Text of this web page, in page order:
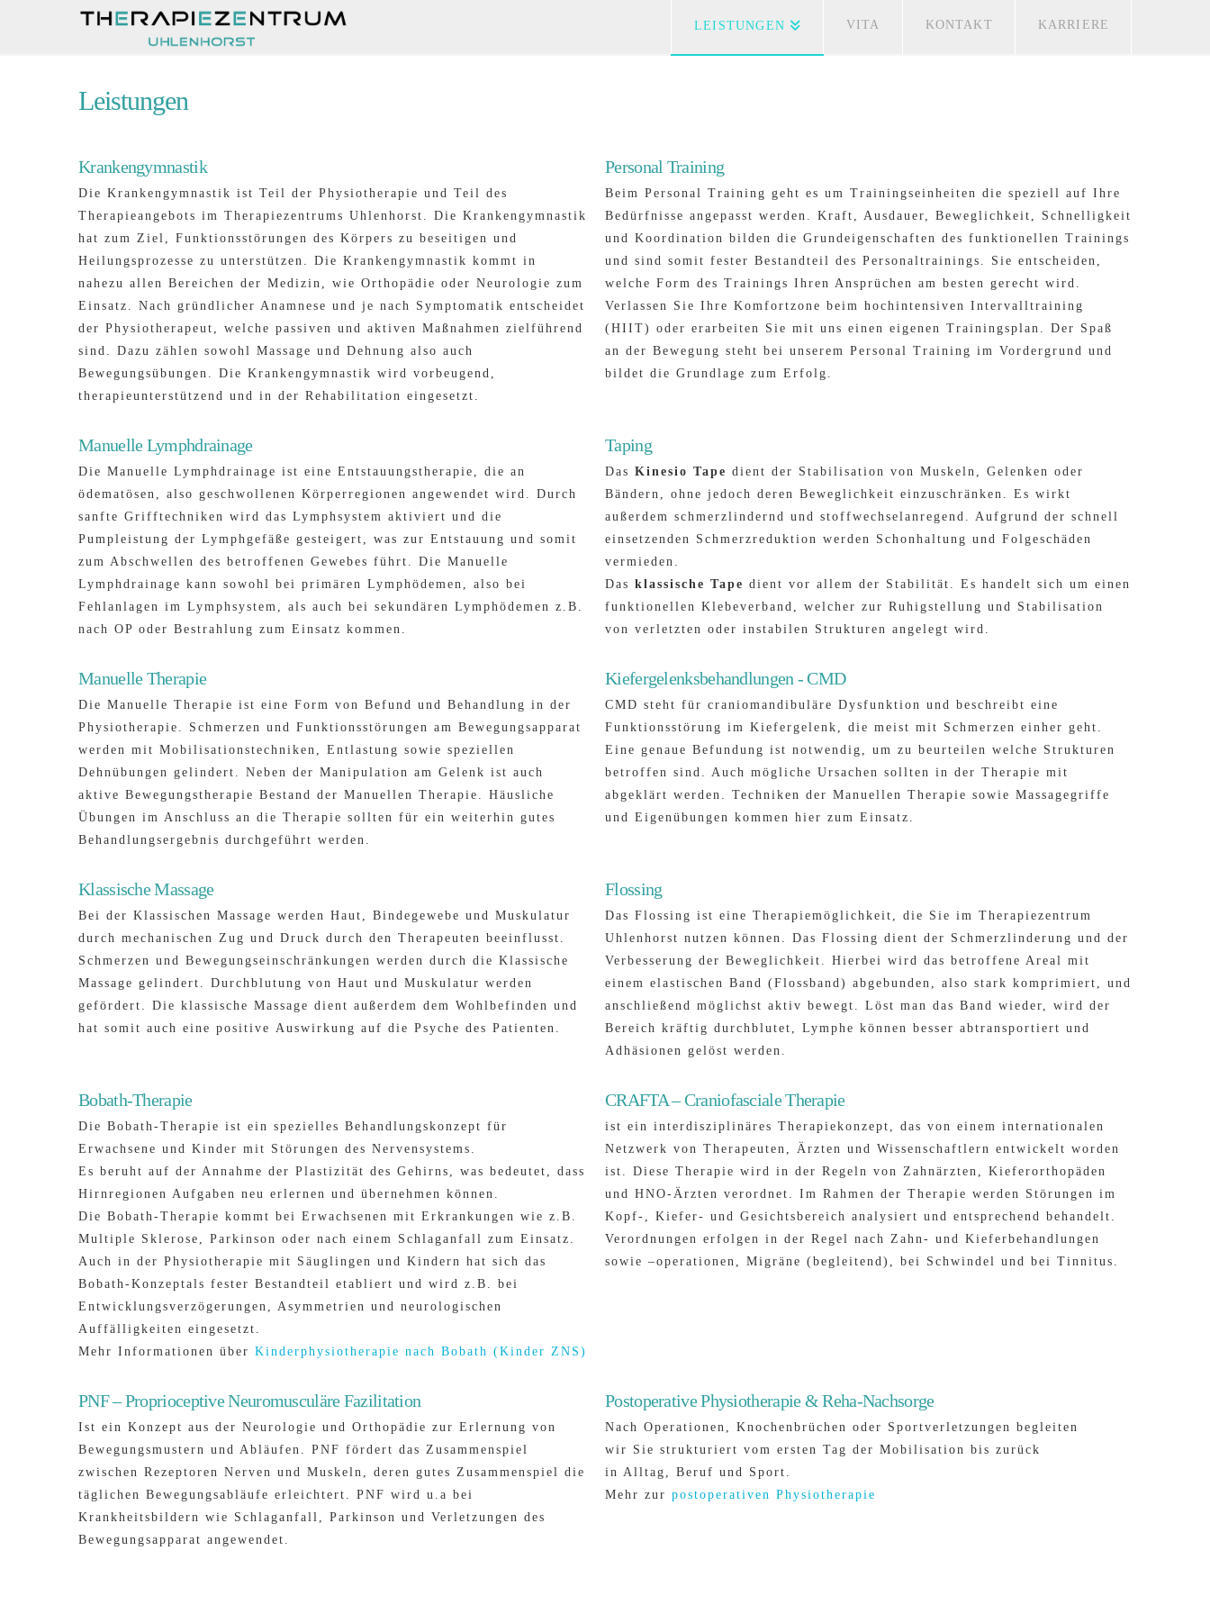
LEISTUNGEN VITA KONTAKT KARRIERE
Leistungen
Krankengymnastik
Die Krankengymnastik ist Teil der Physiotherapie und Teil des
Therapieangebots im Therapiezentrums Uhlenhorst. Die Krankengymnastik
hat zum Ziel, Funktionsstörungen des Körpers zu beseitigen und
Heilungsprozesse zu unterstützen. Die Krankengymnastik kommt in
nahezu allen Bereichen der Medizin, wie Orthopädie oder Neurologie zum
Einsatz. Nach gründlicher Anamnese und je nach Symptomatik entscheidet
der Physiotherapeut, welche passiven und aktiven Maßnahmen zielführend
sind. Dazu zählen sowohl Massage und Dehnung also auch
Bewegungsübungen. Die Krankengymnastik wird vorbeugend,
therapieunterstützend und in der Rehabilitation eingesetzt.
Personal Training
Beim Personal Training geht es um Trainingseinheiten die speziell auf Ihre
Bedürfnisse angepasst werden. Kraft, Ausdauer, Beweglichkeit, Schnelligkeit
und Koordination bilden die Grundeigenschaften des funktionellen Trainings
und sind somit fester Bestandteil des Personaltrainings. Sie entscheiden,
welche Form des Trainings Ihren Ansprüchen am besten gerecht wird.
Verlassen Sie Ihre Komfortzone beim hochintensiven Intervalltraining
(HIIT) oder erarbeiten Sie mit uns einen eigenen Trainingsplan. Der Spaß
an der Bewegung steht bei unserem Personal Training im Vordergrund und
bildet die Grundlage zum Erfolg.
Manuelle Lymphdrainage
Die Manuelle Lymphdrainage ist eine Entstauungstherapie, die an
ödematösen, also geschwollenen Körperregionen angewendet wird. Durch
sanfte Grifftechniken wird das Lymphsystem aktiviert und die
Pumpleistung der Lymphgefäße gesteigert, was zur Entstauung und somit
zum Abschwellen des betroffenen Gewebes führt. Die Manuelle
Lymphdrainage kann sowohl bei primären Lymphödemen, also bei
Fehlanlagen im Lymphsystem, als auch bei sekundären Lymphödemen z.B.
nach OP oder Bestrahlung zum Einsatz kommen.
Taping
Das Kinesio Tape dient der Stabilisation von Muskeln, Gelenken oder
Bändern, ohne jedoch deren Beweglichkeit einzuschränken. Es wirkt
außerdem schmerzlindernd und stoffwechselanregend. Aufgrund der schnell
einsetzenden Schmerzreduktion werden Schonhaltung und Folgeschäden
vermieden.
Das klassische Tape dient vor allem der Stabilität. Es handelt sich um einen
funktionellen Klebeverband, welcher zur Ruhigstellung und Stabilisation
von verletzten oder instabilen Strukturen angelegt wird.
Manuelle Therapie
Die Manuelle Therapie ist eine Form von Befund und Behandlung in der
Physiotherapie. Schmerzen und Funktionsstörungen am Bewegungsapparat
werden mit Mobilisationstechniken, Entlastung sowie speziellen
Dehnübungen gelindert. Neben der Manipulation am Gelenk ist auch
aktive Bewegungstherapie Bestand der Manuellen Therapie. Häusliche
Übungen im Anschluss an die Therapie sollten für ein weiterhin gutes
Behandlungsergebnis durchgeführt werden.
Kiefergelenksbehandlungen - CMD
CMD steht für craniomandibuläre Dysfunktion und beschreibt eine
Funktionsstörung im Kiefergelenk, die meist mit Schmerzen einher geht.
Eine genaue Befundung ist notwendig, um zu beurteilen welche Strukturen
betroffen sind. Auch mögliche Ursachen sollten in der Therapie mit
abgeklärt werden. Techniken der Manuellen Therapie sowie Massagegriffe
und Eigenübungen kommen hier zum Einsatz.
Klassische Massage
Bei der Klassischen Massage werden Haut, Bindegewebe und Muskulatur
durch mechanischen Zug und Druck durch den Therapeuten beeinflusst.
Schmerzen und Bewegungseinschränkungen werden durch die Klassische
Massage gelindert. Durchblutung von Haut und Muskulatur werden
gefördert. Die klassische Massage dient außerdem dem Wohlbefinden und
hat somit auch eine positive Auswirkung auf die Psyche des Patienten.
Flossing
Das Flossing ist eine Therapiemöglichkeit, die Sie im Therapiezentrum
Uhlenhorst nutzen können. Das Flossing dient der Schmerzlinderung und der
Verbesserung der Beweglichkeit. Hierbei wird das betroffene Areal mit
einem elastischen Band (Flossband) abgebunden, also stark komprimiert, und
anschließend möglichst aktiv bewegt. Löst man das Band wieder, wird der
Bereich kräftig durchblutet, Lymphe können besser abtransportiert und
Adhäsionen gelöst werden.
Bobath-Therapie
Die Bobath-Therapie ist ein spezielles Behandlungskonzept für
Erwachsene und Kinder mit Störungen des Nervensystems.
Es beruht auf der Annahme der Plastizität des Gehirns, was bedeutet, dass
Hirnregionen Aufgaben neu erlernen und übernehmen können.
Die Bobath-Therapie kommt bei Erwachsenen mit Erkrankungen wie z.B.
Multiple Sklerose, Parkinson oder nach einem Schlaganfall zum Einsatz.
Auch in der Physiotherapie mit Säuglingen und Kindern hat sich das
Bobath-Konzeptals fester Bestandteil etabliert und wird z.B. bei
Entwicklungsverzögerungen, Asymmetrien und neurologischen
Auffälligkeiten eingesetzt.
Mehr Informationen über Kinderphysiotherapie nach Bobath (Kinder ZNS)
CRAFTA – Craniofasciale Therapie
ist ein interdisziplinäres Therapiekonzept, das von einem internationalen
Netzwerk von Therapeuten, Ärzten und Wissenschaftlern entwickelt worden
ist. Diese Therapie wird in der Regeln von Zahnärzten, Kieferorthopäden
und HNO-Ärzten verordnet. Im Rahmen der Therapie werden Störungen im
Kopf-, Kiefer- und Gesichtsbereich analysiert und entsprechend behandelt.
Verordnungen erfolgen in der Regel nach Zahn- und Kieferbehandlungen
sowie –operationen, Migräne (begleitend), bei Schwindel und bei Tinnitus.
PNF – Proprioceptive Neuromusculäre Fazilitation
Ist ein Konzept aus der Neurologie und Orthopädie zur Erlernung von
Bewegungsmustern und Abläufen. PNF fördert das Zusammenspiel
zwischen Rezeptoren Nerven und Muskeln, deren gutes Zusammenspiel die
täglichen Bewegungsabläufe erleichtert. PNF wird u.a bei
Krankheitsbildern wie Schlaganfall, Parkinson und Verletzungen des
Bewegungsapparat angewendet.
Postoperative Physiotherapie & Reha-Nachsorge
Nach Operationen, Knochenbrüchen oder Sportverletzungen begleiten
wir Sie strukturiert vom ersten Tag der Mobilisation bis zurück
in Alltag, Beruf und Sport.
Mehr zur postoperativen Physiotherapie